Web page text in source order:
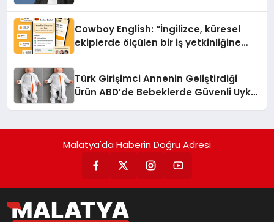
Cowboy English: “İngilizce, küresel
ekiplerde ölçülen bir iş yetkinliğine
Türk Girişimci Annenin Geliştirdiği
Ürün ABD’de Bebeklerde Güvenli Uyku
Malatya'da Haberin Doğru Adresi